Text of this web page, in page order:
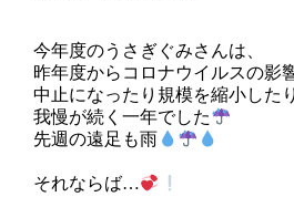
今年度のうさぎぐみさんは、
昨年度からコロナウイルスの影
中止になったり規模を縮小し
我慢が続く一年でした
先週の遠足も雨
それならば…